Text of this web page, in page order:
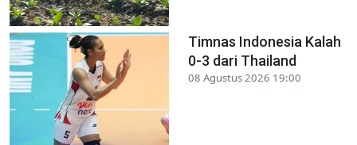
Timnas Indonesia Kalah
0-3 dari Thailand
08 Agustus 2026 19:00